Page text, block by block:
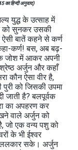
का हिन्दी अनुवाद)
युद्ध के उत्साह में
को सुनकर उसकी
बातें कहने से कर्ण
कर्ण! बस, अब बढ़-
जोश में आकर अपनी
अर्जुन और कहाँ
कौन ऐसा वीर है,
पुरी को जिसकी उपमा
जाती है? बलपूर्वक
का अपहरण कर
वाले अर्जुन को
जो एक वन्य पशु को
के भी ईश्वर
ललकार सके। अर्जुन